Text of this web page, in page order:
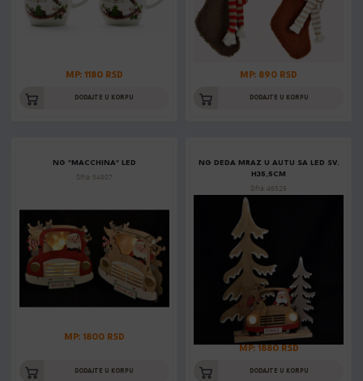
MP: 1180 RSD
DODAJTE U KORPU
MP: 890 RSD
DODAJTE U KORPU
NG "MACCHINA" LED
Šifra: 54807
MP: 1800 RSD
DODAJTE U KORPU
NG DEDA MRAZ U AUTU SA LED SV.
H35,5CM
Šifra: 46529
MP: 1880 RSD
DODAJTE U KORPU